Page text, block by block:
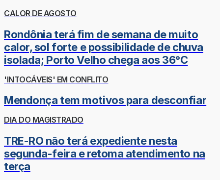
CALOR DE AGOSTO
Rondônia terá fim de semana de muito
calor, sol forte e possibilidade de chuva
isolada; Porto Velho chega aos 36°C
'INTOCÁVEIS' EM CONFLITO
Mendonça tem motivos para desconfiar
DIA DO MAGISTRADO
TRE-RO não terá expediente nesta
segunda-feira e retoma atendimento na
terça